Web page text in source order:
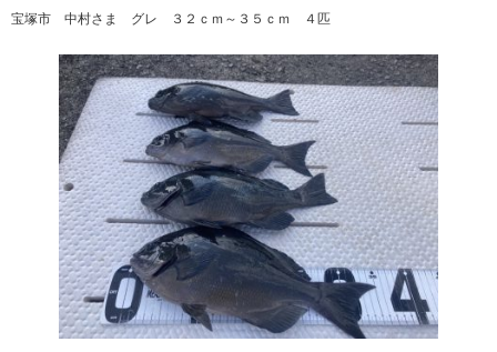
宝塚市 中村さま グレ ３２ｃｍ～３５ｃｍ ４匹